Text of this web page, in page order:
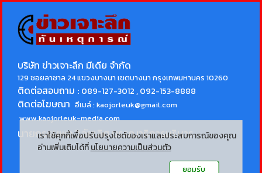
บริษัท ข่าวเจาะลึก มีเดีย จำกัด
129 ซอยลาซาล 24 แขวงบางนา เขตบางนา กรุงเทพมหานคร 10260
ติดต่อสอบถาม : 089-127-3012 , 092-153-8888
ติดต่อโฆษณา อีเมล์ :kaojorleuk@gmail.com
www.kaojorleuk-media.com
นายกรธนพล วิลัยเลิศบรรณาธิการบริหาร
เราใช้คุกกี้เพื่อปรับปรุงไซต์ของเราและประสบการณ์ของคุณ
อ่านเพิ่มเติมได้ที่ นโยบายความเป็นส่วนตัว
ยอมรับ